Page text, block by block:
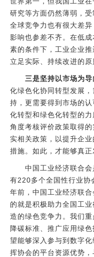
研究等方面仍然薄弱，
全球竞争力也有很大差
影响也参差不齐。在低
素的条件下，工业企业
立足实际、持续改进的原
三是坚持以市场为导
化绿色化协同转型发展
持，更需要得到市场的
化转型和绿色化转型的
角度考核评价政策取得
实相关政策，以提升企
措施。如此，才能够真正
中国工业经济联合
有220多个全国性行业协
年前，中国工业经济联
的就是积极助力全国工
造的绿色竞争力。我们
降碳标准、推广应用绿
望能够深入参与到数字
挥协会的平台资源优势